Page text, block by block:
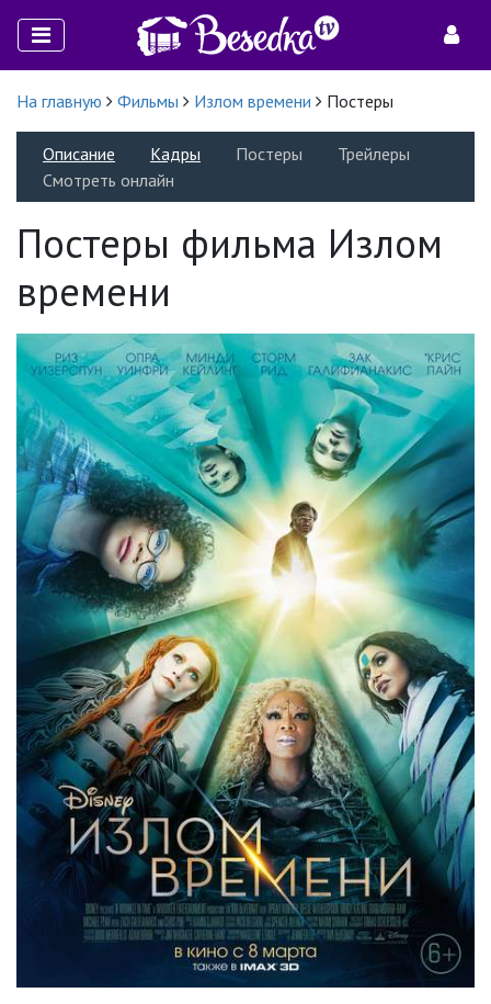
На главную Фильмы Излом времени Постеры
Описание Кадры Постеры
Трейлеры
Смотреть онлайн
Постеры фильма Излом
времени